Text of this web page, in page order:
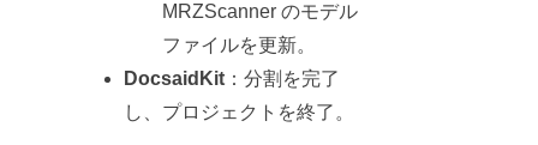
MRZScanner のモデル
ファイルを更新。
DocsaidKit ：分割を完了
し、プロジェクトを終了。